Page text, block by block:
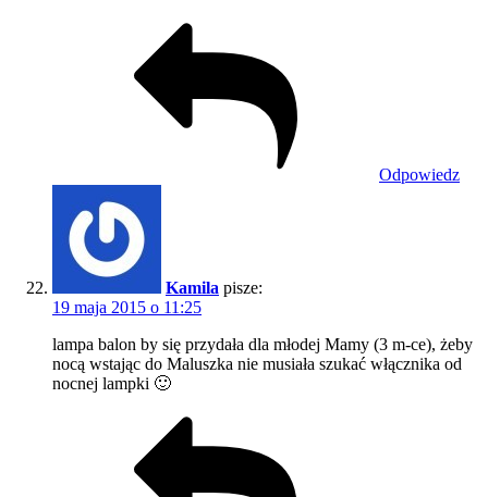
Odpowiedz
Kamila pisze:
19 maja 2015 o 11:25
lampa balon by się przydała dla młodej Mamy (3 m-ce), żeby
nocą wstając do Maluszka nie musiała szukać włącznika od
nocnej lampki 🙂